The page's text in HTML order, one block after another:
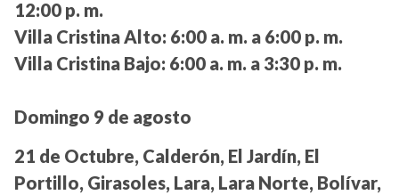
12:00 p. m.
Villa Cristina Alto: 6:00 a. m. a 6:00 p. m.
Villa Cristina Bajo: 6:00 a. m. a 3:30 p. m.
Domingo 9 de agosto
21 de Octubre, Calderón, El Jardín, El
Portillo, Girasoles, Lara, Lara Norte, Bolívar,